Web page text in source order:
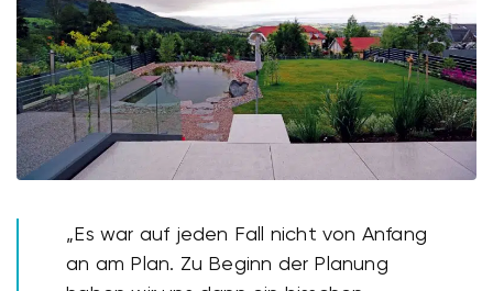
„Es war auf jeden Fall nicht von Anfang
an am Plan. Zu Beginn der Planung